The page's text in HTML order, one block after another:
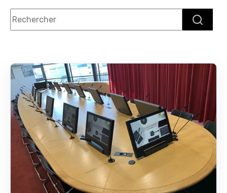
Il s'agit d'un champ de recherche auquel est associée